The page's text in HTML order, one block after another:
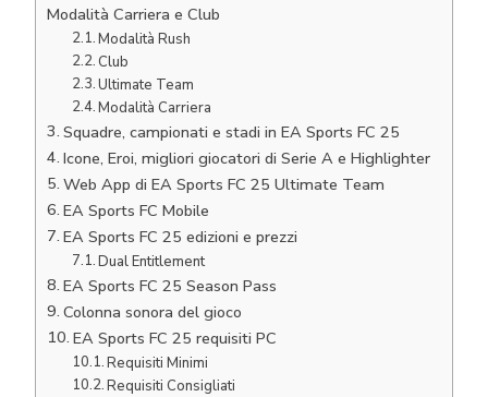
Modalità Carriera e Club
Modalità Rush
Club
Ultimate Team
Modalità Carriera
Squadre, campionati e stadi in EA Sports FC 25
Icone, Eroi, migliori giocatori di Serie A e Highlighter
Web App di EA Sports FC 25 Ultimate Team
EA Sports FC Mobile
EA Sports FC 25 edizioni e prezzi
Dual Entitlement
EA Sports FC 25 Season Pass
Colonna sonora del gioco
EA Sports FC 25 requisiti PC
Requisiti Minimi
Requisiti Consigliati